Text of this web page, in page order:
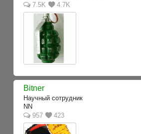
7.5K
4.7K
Bitner
Научный сотрудник
NN
957
423